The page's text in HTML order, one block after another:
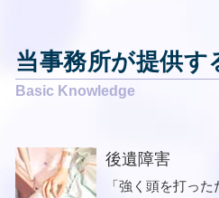
当事務所が提供す
後遺障害
「強く頭を打っ